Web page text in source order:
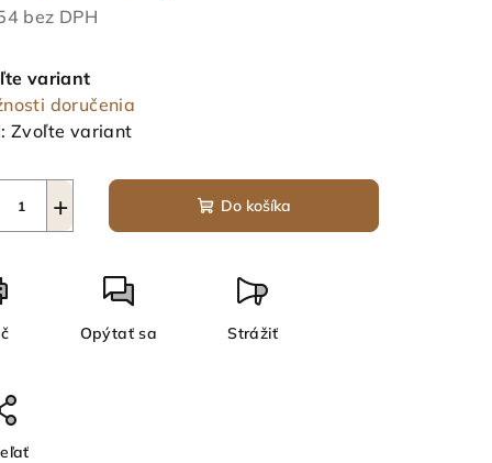
bez DPH
variant
doručenia
Zvoľte variant
+ Do košíka
Opýtať sa Strážiť